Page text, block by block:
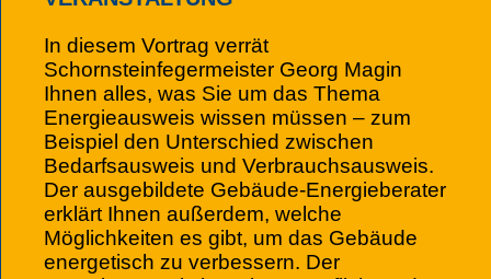
In diesem Vortrag verrät
Schornsteinfegermeister Georg Magin
Ihnen alles, was Sie um das Thema
Energieausweis wissen müssen – zum
Beispiel den Unterschied zwischen
Bedarfsausweis und Verbrauchsausweis.
Der ausgebildete Gebäude-Energieberater
erklärt Ihnen außerdem, welche
Möglichkeiten es gibt, um das Gebäude
energetisch zu verbessern. Der